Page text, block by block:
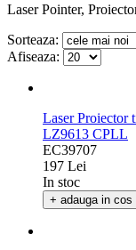
Laser Pointer,
Sorteaza:
Afiseaza:
Laser Proiector
LZ9613 CPLL
EC39707
197 Lei
In stoc
+ adauga in cos